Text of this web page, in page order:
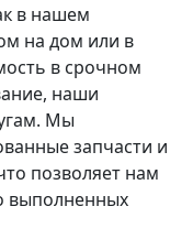
в нашем
на дом или в
в срочном
наши
Мы
запчасти и
позволяет нам
выполненных